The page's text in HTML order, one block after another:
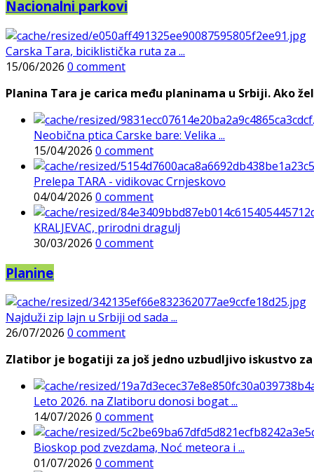
Nacionalni parkovi
Carska Tara, biciklistička ruta za ...
15/06/2026 0 comment
Planina Tara je carica među planinama u Srbiji. Ako
Neobična ptica Carske bare: Velika ...
15/04/2026 0 comment
Prelepa TARA - vidikovac Crnjeskovo
04/04/2026 0 comment
KRALJEVAC, prirodni dragulj
30/03/2026 0 comment
Planine
Najduži zip lajn u Srbiji od sada ...
26/07/2026 0 comment
Zlatibor je bogatiji za još jedno uzbudljivo iskustvo
Leto 2026. na Zlatiboru donosi bogat ...
14/07/2026 0 comment
Bioskop pod zvezdama, Noć meteora i ...
01/07/2026 0 comment